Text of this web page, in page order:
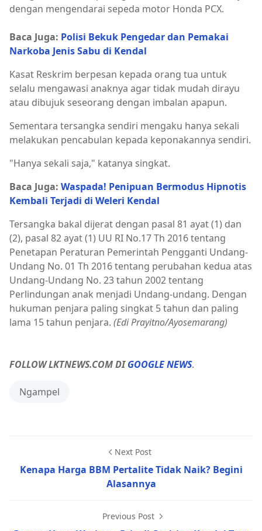
dengan mengendarai sepeda motor Honda PCX.
Baca Juga: Polisi Bekuk Pengedar dan Pemakai
Narkoba Jenis Sabu di Kendal
Kasat Reskrim berpesan kepada orang tua untuk
selalu mengawasi anaknya agar tidak mudah dirayu
atau dibujuk seseorang dengan imbalan apapun.
Sementara tersangka sendiri mengaku hanya sekali
melakukan pencabulan kepada keponakannya sendiri.
"Hanya sekali saja," katanya singkat.
Baca Juga: Waspada! Penipuan Bermodus Hipnotis
Kembali Terjadi di Weleri Kendal
Tersangka bakal dijerat dengan pasal 81 ayat (1) dan
(2), pasal 82 ayat (1) UU RI No.17 Th 2016 tentang
Penetapan Peraturan Pemerintah Pengganti Undang-
Undang No. 01 Th 2016 tentang perubahan kedua atas
Undang-Undang No. 23 tahun 2002 tentang
Perlindungan anak menjadi Undang-undang. Dengan
hukuman penjara paling singkat 5 tahun dan paling
lama 15 tahun penjara. (Edi Prayitno/Ayosemarang)
FOLLOW LKTNEWS.COM DIGOOGLE NEWS.
Ngampel
Next Post
Kenapa Harga BBM Pertalite Tidak Naik? Begini
Alasannya
Previous Post